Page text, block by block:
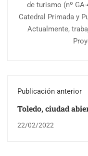
de turismo (nº
Catedral Primada y
Actualmente,
Publicación anterior
Toledo, ciudad
al turismo
22/02/2022